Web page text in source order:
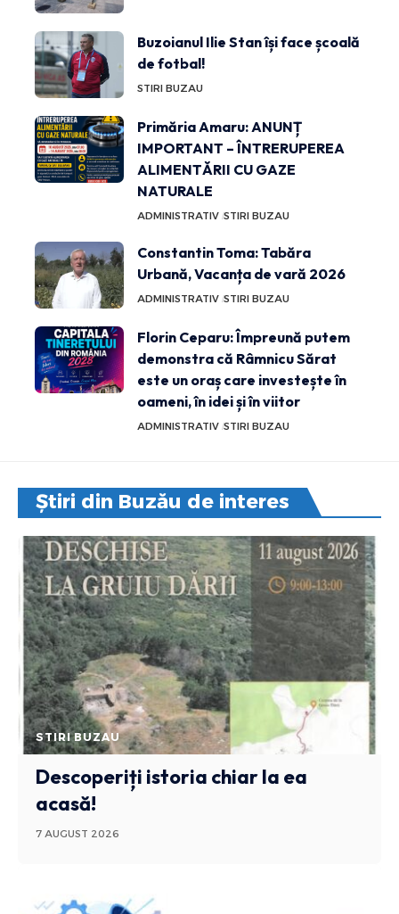
Buzoianul Ilie Stan își face școală
de fotbal!
STIRI BUZAU
Primăria Amaru: ANUNȚ
IMPORTANT – ÎNTRERUPEREA
ALIMENTĂRII CU GAZE
NATURALE
ADMINISTRATIV STIRI BUZAU
Constantin Toma: Tabăra
Urbană, Vacanța de vară 2026
ADMINISTRATIV STIRI BUZAU
Florin Ceparu: Împreună putem
demonstra că Râmnicu Sărat
este un oraș care investește în
oameni, în idei și în viitor
ADMINISTRATIV STIRI BUZAU
Știri din Buzău de interes
STIRI BUZAU
Descoperiți istoria chiar la ea
acasă!
7 AUGUST 2026